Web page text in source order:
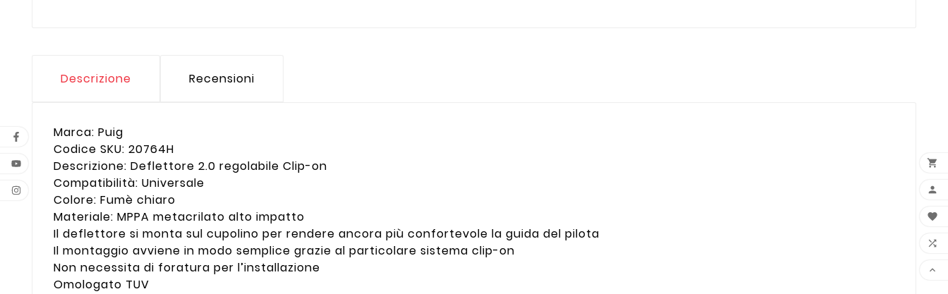
Descrizione Recensioni
Marca: Puig
Codice SKU: 20764H
Descrizione: Deflettore 2.0 regolabile Clip-on
Compatibilità: Universale
Colore: Fumè chiaro
Materiale: MPPA metacrilato alto impatto
Il deflettore si monta sul cupolino per rendere ancora più confortevole la guida del pilota
Il montaggio avviene in modo semplice grazie al particolare sistema clip-on
Non necessita di foratura per l’installazione
Omologato TUV




